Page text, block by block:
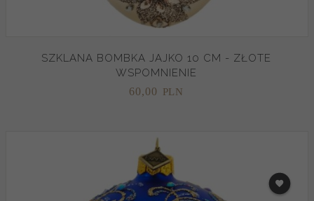
SZKLANA BOMBKA JAJKO 10 CM - ZŁOTE
WSPOMNIENIE
60,00 PLN